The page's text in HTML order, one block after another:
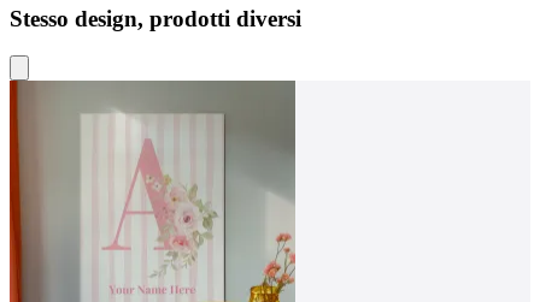
Stesso design, prodotti diversi